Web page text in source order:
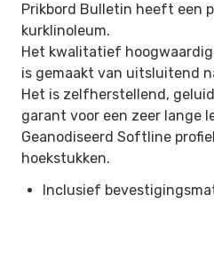
Prikbord Bulletin heeft een
kurklinoleum.
Het kwalitatief
is gemaakt van uitsluitend
Het is zelfherstellend,
garant voor een zeer lange
Geanodiseerd Softline
hoekstukken.
Inclusief